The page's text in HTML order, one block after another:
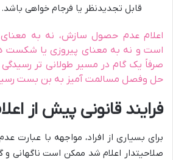
قابل تجدیدنظر یا فرجام خواهی باشد.
اعلام عدم حصول سازش، نه به
است و نه به معنای پیروزی یا شکست
صرفاً یک گام در مسیر طولانی تر
حل وفصل مسالمت آمیز به بن بست
فرایند قانونی پیش از
برای بسیاری از افراد، مواجهه با
صلاحیتدار اعلام شد ممکن است ناگهانی و